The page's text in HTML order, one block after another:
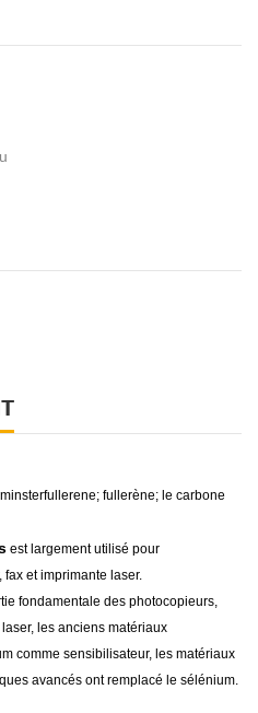
fullerène; le carbone
est largement utilisé pour
et imprimante laser.
fondamentale des photocopieurs,
les anciens matériaux
comme sensibilisateur, les matériaux
avancés ont remplacé le sélénium.